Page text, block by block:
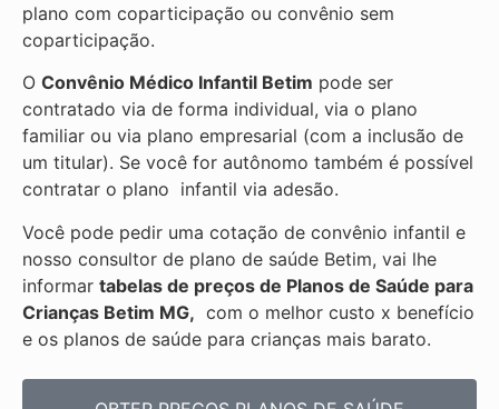
plano com coparticipação ou convênio sem
coparticipação.
O Convênio Médico Infantil Betim pode ser
contratado via de forma individual, via o plano
familiar ou via plano empresarial (com a inclusão de
um titular). Se você for autônomo também é possível
contratar o plano infantil via adesão.
Você pode pedir uma cotação de convênio infantil e
nosso consultor de plano de saúde Betim, vai lhe
informar tabelas de preços de Planos de Saúde para
Crianças Betim MG, com o melhor custo x benefício
e os planos de saúde para crianças mais barato.